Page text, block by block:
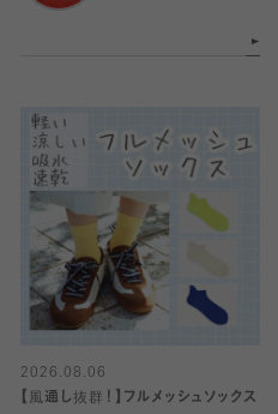
2026.08.06
【風通し抜群！】フルメッシュソックス